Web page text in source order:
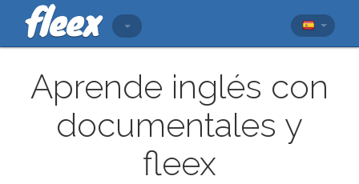
Aprende inglés con
documentales y
fleex